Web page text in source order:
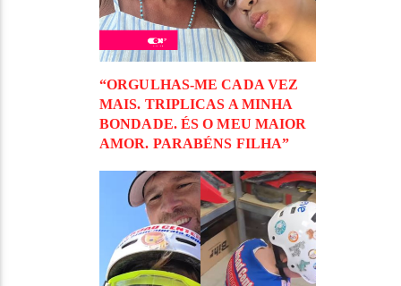
“ORGULHAS-ME CADA VEZ
MAIS. TRIPLICAS A MINHA
BONDADE. ÉS O MEU MAIOR
AMOR. PARABÉNS FILHA”